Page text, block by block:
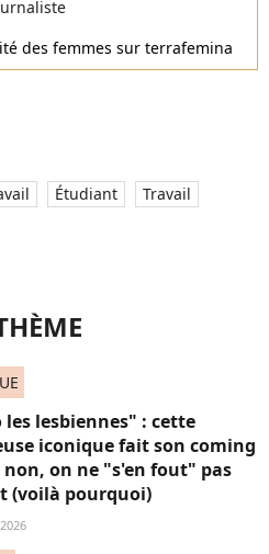
des femmes sur terrafemina
Étudiant
Travail
les lesbiennes" : cette
iconique fait son coming
on ne "s'en fout" pas
(voilà pourquoi)